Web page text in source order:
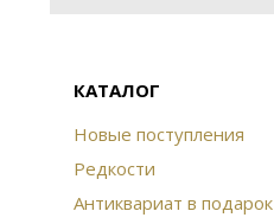
КАТАЛОГ
Новые поступления
Редкости
Антиквариат в подарок